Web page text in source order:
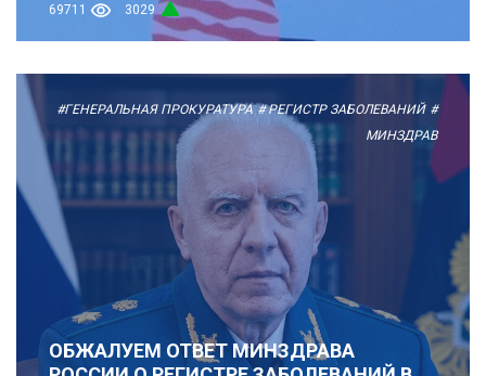
69711 3029
#ГЕНЕРАЛЬНАЯ ПРОКУРАТУРА # РЕГИСТР ЗАБОЛЕВАНИЙ #
МИНЗДРАВ
ОБЖАЛУЕМ ОТВЕТ МИНЗДРАВА